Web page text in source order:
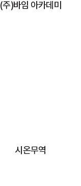
(주)바임 아카데미
시온무역